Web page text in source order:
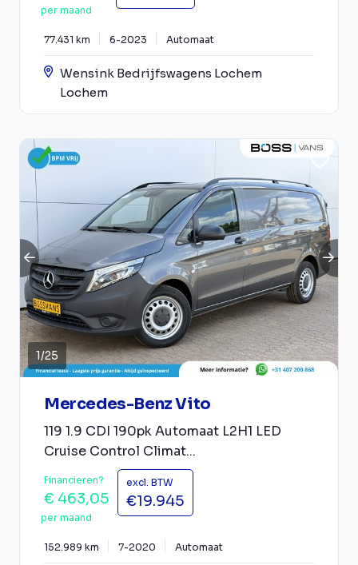
per maand
77.431 km 6-2023 Automaat
Wensink Bedrijfswagens Lochem
Lochem
1/25
Mercedes-Benz Vito
119 1.9 CDI 190pk Automaat L2H1 LED
Cruise Control Climat...
Financieren?
€ 463,05
per maand
excl. BTW
€19.945
152.989 km 7-2020 Automaat